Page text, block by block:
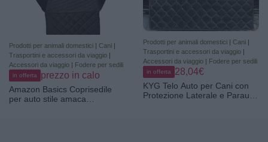
Prodotti per animali domestici | Cani |
Trasportini e accessori da viaggio |
Accessori da viaggio | Fodere per sedili
in offerta prezzo in calo
Amazon Basics Coprisedile
per auto stile amaca
Prodotti per animali domestici | Cani |
Trasportini e accessori da viaggio |
Accessori da viaggio | Fodere per sedili
in offerta 28,04€
KYG Telo Auto per Cani con
Protezione Laterale e Paraurti,